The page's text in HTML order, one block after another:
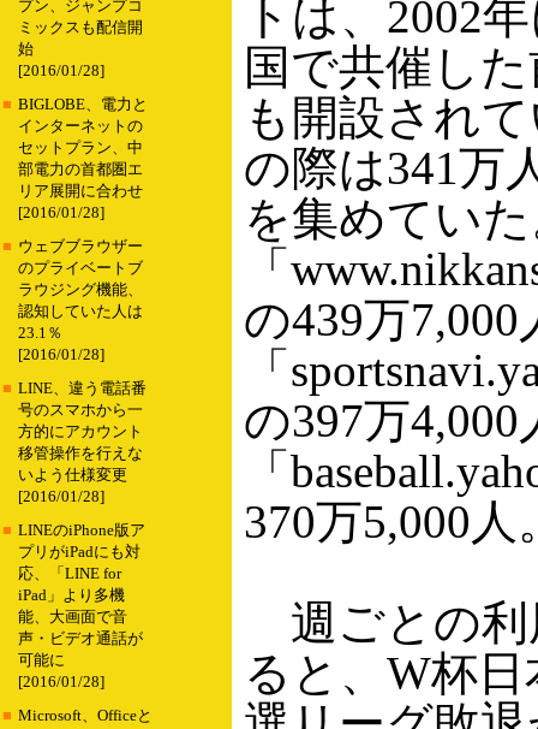
プン、ジャンプコ
ミックスも配信開
始
[2016/01/28]
■ BIGLOBE、電力と
インターネットの
セットプラン、中
部電力の首都圏エ
リア展開に合わせ
[2016/01/28]
■ ウェブブラウザー
のプライベートブ
ラウジング機能、
認知していた人は
23.1％
[2016/01/28]
■ LINE、違う電話番
号のスマホから一
方的にアカウント
移管操作を行えな
いよう仕様変更
[2016/01/28]
■ LINEのiPhone版ア
プリがiPadにも対
応、「LINE for
iPad」より多機
能、大画面で音
声・ビデオ通話が
可能に
[2016/01/28]
■ Microsoft、Officeと
トは、2002
国で共催し
も開設され
の際は341万
を集めてい
「
の439万
「
の397万
「
370万5,000人
週ごとの利
ると、W杯